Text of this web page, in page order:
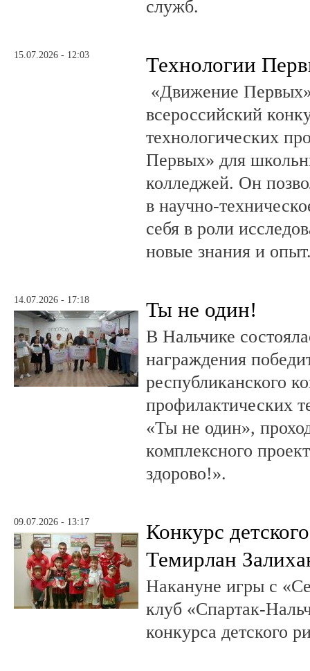
служб.
15.07.2026 - 12:03 Технологии
«Движение Первых»
всероссийский
технологических
Первых» для
колледжей. Он
в научно-
себя в роли
новые знания и
14.07.2026 - 17:18 Ты не один!
В Нальчике
награждения
республиканского
профилактических
«Ты не один»,
комплексного
здорово!».
09.07.2026 - 13:17
Конкурс
Темирлан
Накануне игры с
клуб «Спартак-
конкурса детского